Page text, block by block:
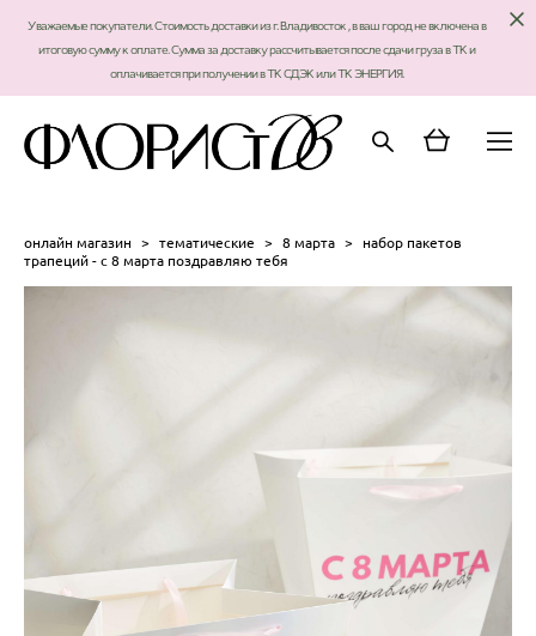
Уважаемые покупатели. Стоимость доставки из г. Владивосток , в ваш город не включена в
итоговую сумму к оплате. Сумма за доставку рассчитывается после сдачи груза в ТК и
оплачивается при получении в ТК СДЭК или ТК ЭНЕРГИЯ.
онлайн магазин > тематические > 8 марта > набор пакетов
трапеций - с 8 марта поздравляю тебя